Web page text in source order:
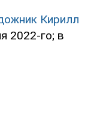
Кирилл
2022-го; в